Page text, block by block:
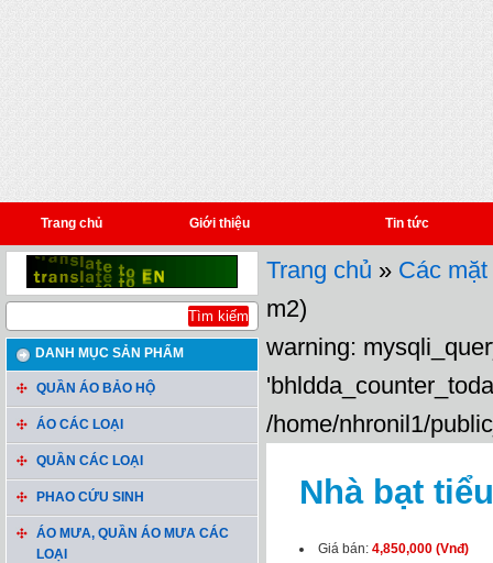
Trang chủ Giới thiệu Tin tức
DANH MỤC SẢN PHẨM
QUẦN ÁO BẢO HỘ
ÁO CÁC LOẠI
QUẦN CÁC LOẠI
PHAO CỨU SINH
ÁO MƯA, QUẦN ÁO MƯA CÁC
LOẠI
Trang chủ » Các
m2)
warning:
/home/nhronil1/
Nhà bạt
Giá bán: 4,850,000 (Vnđ)